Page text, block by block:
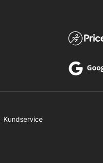
Kundservice